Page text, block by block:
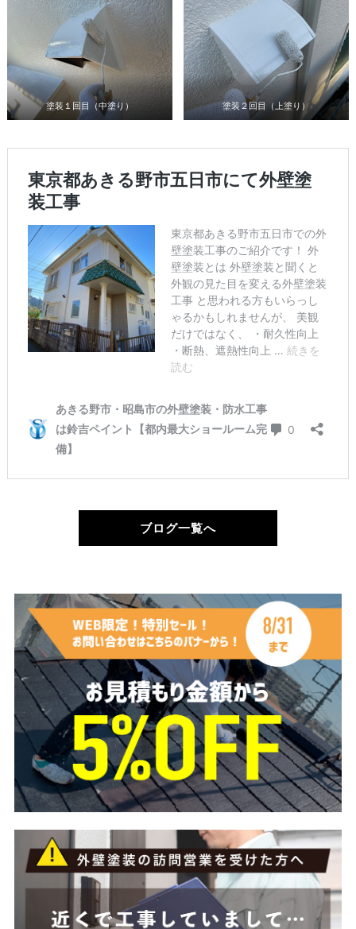
塗装１回目（中塗り） 塗装２回目（上塗り）
ブログ一覧へ